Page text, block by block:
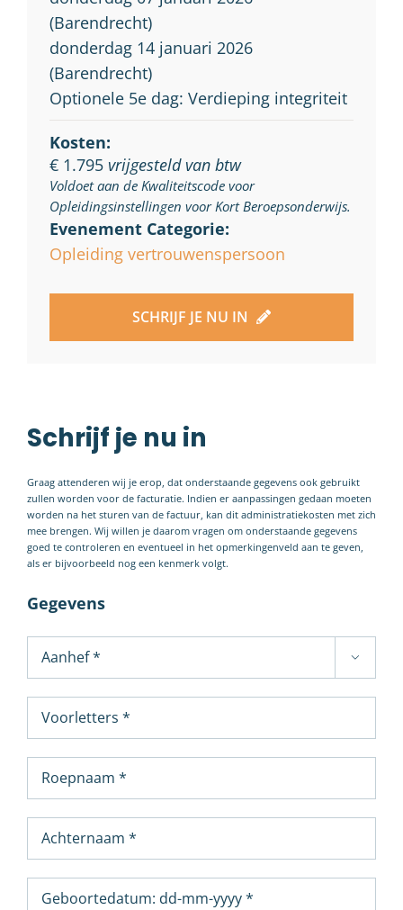
(Barendrecht)
donderdag 14 januari 2026
(Barendrecht)
Optionele 5e dag: Verdieping integriteit
Kosten:
€ 1.795 vrijgesteld van btw
Voldoet aan de Kwaliteitscode voor
Opleidingsinstellingen voor Kort Beroepsonderwijs.
Evenement Categorie:
Opleiding vertrouwenspersoon
SCHRIJF JE NU IN
Schrijf je nu in
Graag attenderen wij je erop, dat onderstaande gegevens ook gebruikt
zullen worden voor de facturatie. Indien er aanpassingen gedaan moeten
worden na het sturen van de factuur, kan dit administratiekosten met zich
mee brengen. Wij willen je daarom vragen om onderstaande gegevens
goed te controleren en eventueel in het opmerkingenveld aan te geven,
als er bijvoorbeeld nog een kenmerk volgt.
Gegevens
